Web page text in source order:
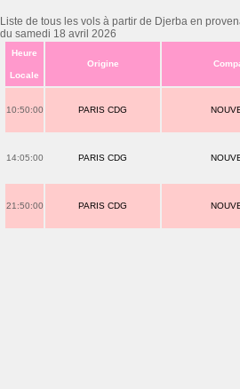
Liste de tous les vols à partir de Djerba en
du samedi 18 avril 2026
Heure
Locale
Origine
10:50:00 PARIS CDG
14:05:00 PARIS CDG
21:50:00 PARIS CDG